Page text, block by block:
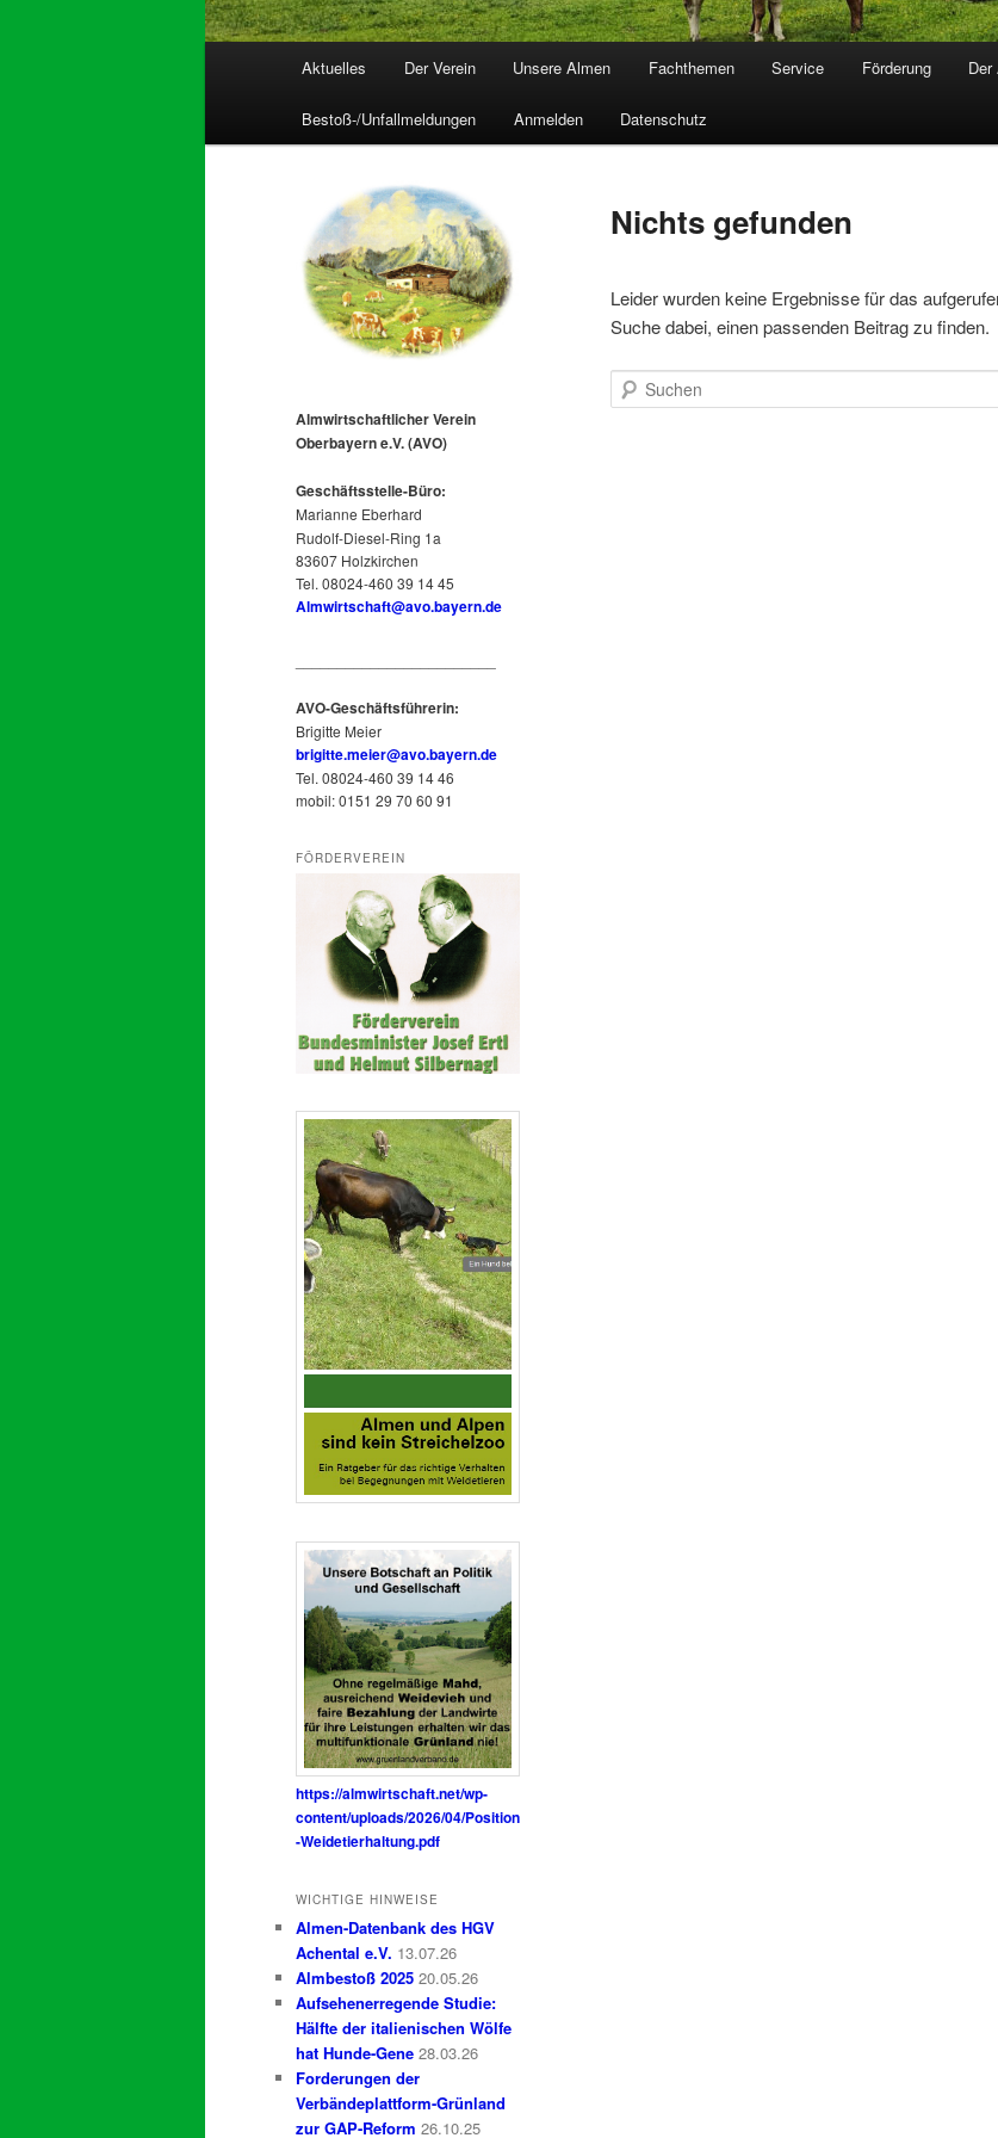
Aktuelles Der Verein Unsere Almen Fachthemen Service Förderung Der
Bestoß-/Unfallmeldungen Anmelden Datenschutz
Nichts gefunden
Leider wurden keine Ergebnisse für das
Suche dabei, einen passenden Beitrag zu finden.
Suchen
Almwirtschaftlicher Verein
Oberbayern e.V. (AVO)
Geschäftsstelle-Büro:
Marianne Eberhard
Rudolf-Diesel-Ring 1a
83607 Holzkirchen
Tel. 08024-460 39 14 45
Almwirtschaft@avo.bayern.de
AVO-Geschäftsführerin:
Brigitte Meier
brigitte.meier@avo.bayern.de
Tel. 08024-460 39 14 46
mobil: 0151 29 70 60 91
FÖRDERVEREIN
https://almwirtschaft.net/wp-
content/uploads/2026/04/Position
-Weidetierhaltung.pdf
WICHTIGE HINWEISE
Almen-Datenbank des HGV
Achental e.V. 13.07.26
Almbestoß 2025 20.05.26
Aufsehenerregende Studie:
Hälfte der italienischen Wölfe
hat Hunde-Gene 28.03.26
Forderungen der
Verbändeplattform-Grünland
zur GAP-Reform 26.10.25